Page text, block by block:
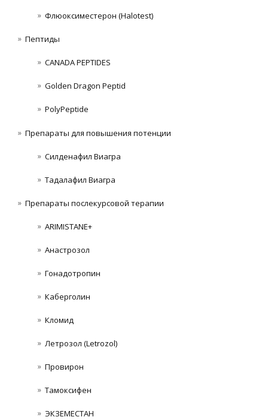
Флюоксиместерон (Halotest)
Пептиды
CANADA PEPTIDES
Golden Dragon Peptid
PolyPeptide
Препараты для повышения потенции
Силденафил Виагра
Тадалафил Виагра
Препараты послекурсовой терапии
ARIMISTANE+
Анастрозол
Гонадотропин
Каберголин
Кломид
Летрозол (Letrozol)
Провирон
Тамоксифен
ЭКЗЕМЕСТАН